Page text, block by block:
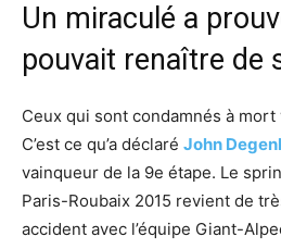
Un miraculé a
pouvait renaître de
Ceux qui sont condamnés à
C’est ce qu’a déclaré John
vainqueur de la 9e étape. Le
Paris-Roubaix 2015 revient de
accident avec l’équipe Giant-